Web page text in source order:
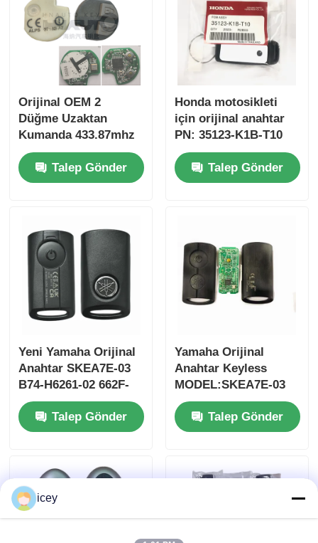
Ürünler
Orijinal OEM 2
Düğme Uzaktan
Kumanda 433.87mhz
Su-zuki Jim-ny için
FSK 2005-2017 Çipsiz
37182-A7 Toptan satış
Talep Gönder
Honda motosikleti
için orijinal anahtar
PN: 35123-K1B-T10
üç düğmeli
FSK433.92MHz ID47
çipli uzaktan
Talep Gönder
Yeni Yamaha Orijinal
Anahtar SKEA7E-03
B74-H6261-02 662F-
SKEA7D03
Talep Gönder
Yamaha Orijinal
Anahtar Keyless
MODEL:SKEA7E-03
Yamaha Akıllı
Uzaktan Kumanda
Anahtarı İçin B74-
Talep Gönder
icey